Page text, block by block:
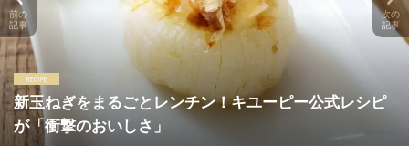
新玉ねぎをまるごとレンチン！キユーピー公式レシピ
が「衝撃のおいしさ」
前の
記事
次の
記事